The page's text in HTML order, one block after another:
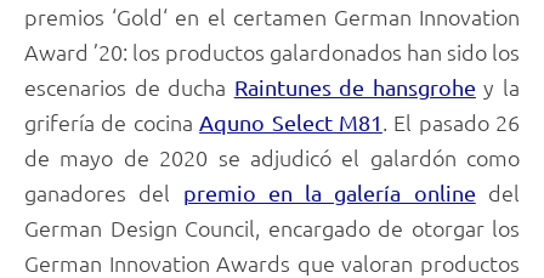
premios ‘Gold‘ en el certamen German Innovation
Award ’20: los productos galardonados han sido los
escenarios de ducha Raintunes de hansgrohe y la
grifería de cocinaAquno Select M81. El pasado 26
de mayo de 2020 se adjudicó el galardón como
ganadores del
premio en la galería online del
German Design Council, encargado de otorgar los
German Innovation Awards que valoran productos